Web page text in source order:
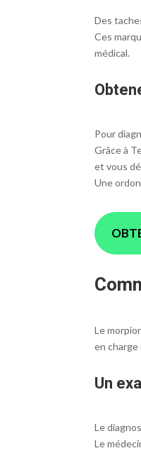
Des
Ces
médical.
Pour
Grâce à
et vous
Une
Le
en charge
Un
Le
Le